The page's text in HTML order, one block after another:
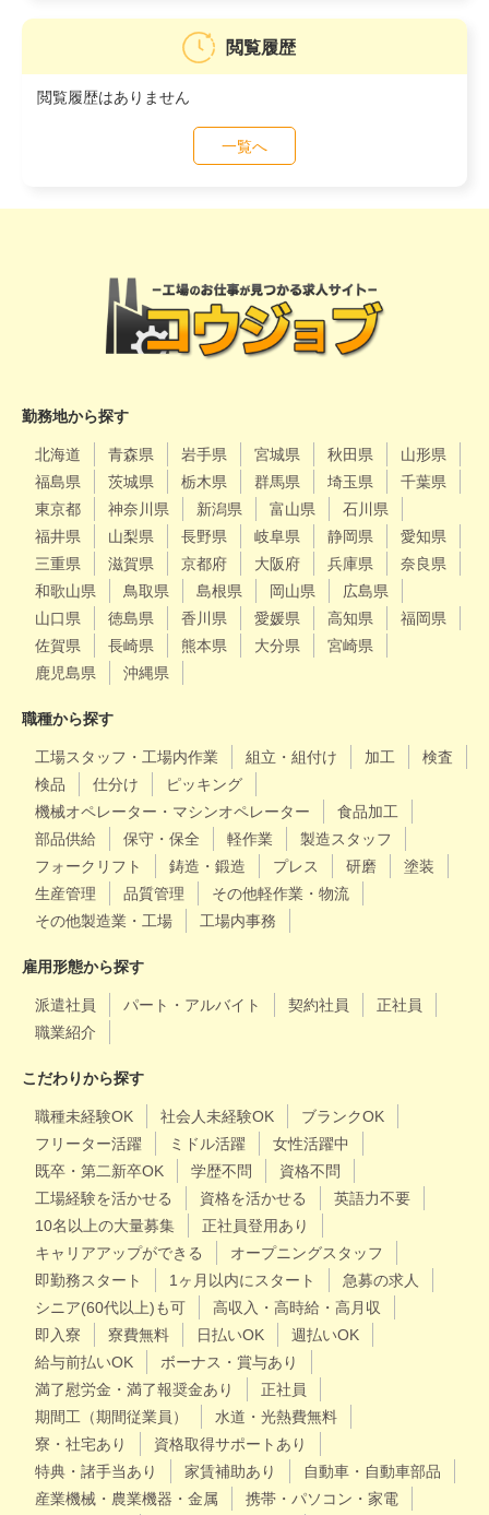
閲覧履歴
閲覧履歴はありません
一覧へ
勤務地から探す
北海道 青森県 岩手県 宮城県 秋田県
山形県
福島県
茨城県 栃木県 群馬県 埼玉県
千葉県
東京都
神奈川県 新潟県 富山県
石川県
福井県
山梨県 長野県 岐阜県 静岡県
愛知県
三重県
滋賀県 京都府 大阪府 兵庫県
奈良県
和歌山県
鳥取県 島根県 岡山県
広島県
山口県
徳島県 香川県 愛媛県 高知県
福岡県
佐賀県
長崎県 熊本県 大分県
宮崎県
鹿児島県
沖縄県
職種から探す
工場スタッフ・工場内作業 組立・組付け 加工
検査
検品
仕分け
ピッキング
機械オペレーター・マシンオペレーター
食品加工
部品供給
保守・保全 軽作業
製造スタッフ
フォークリフト
鋳造・鍛造 プレス 研磨
塗装
生産管理
品質管理
その他軽作業・物流
その他製造業・工場
工場内事務
雇用形態から探す
派遣社員 パート・アルバイト 契約社員
正社員
職業紹介
こだわりから探す
職種未経験OK 社会人未経験OK
ブランクOK
フリーター活躍
ミドル活躍
女性活躍中
既卒・第二新卒OK
学歴不問
資格不問
工場経験を活かせる
資格を活かせる
英語力不要
10名以上の大量募集
正社員登用あり
キャリアアップができる
オープニングスタッフ
即勤務スタート
1ヶ月以内にスタート
急募の求人
シニア(60代以上)も可
高収入・高時給・高月収
即入寮
寮費無料 日払いOK
週払いOK
給与前払いOK
ボーナス・賞与あり
満了慰労金・満了報奨金あり
正社員
期間工（期間従業員）
水道・光熱費無料
寮・社宅あり
資格取得サポートあり
特典・諸手当あり
家賃補助あり
自動車・自動車部品
産業機械・農業機器・金属
携帯・パソコン・家電